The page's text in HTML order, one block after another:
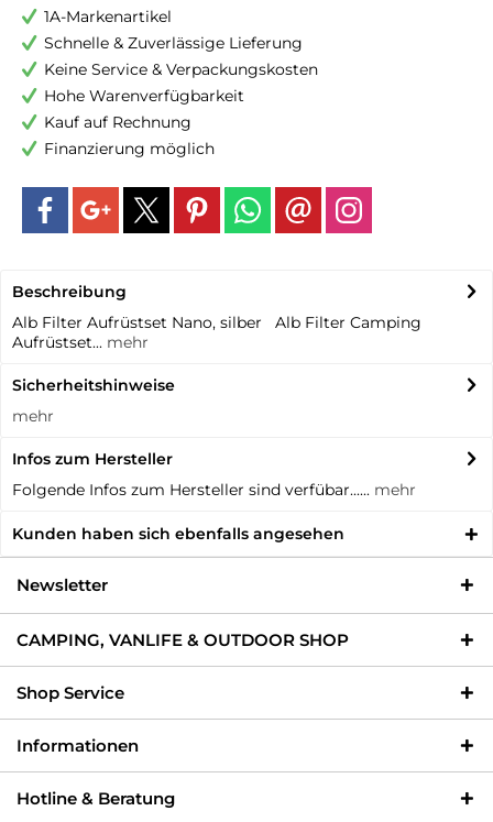
1A-Markenartikel
Schnelle & Zuverlässige Lieferung
Keine Service & Verpackungskosten
Hohe Warenverfügbarkeit
Kauf auf Rechnung
Finanzierung möglich
Beschreibung
Alb Filter Aufrüstset Nano, silber Alb Filter Camping
Aufrüstset... mehr
Sicherheitshinweise
mehr
Infos zum Hersteller
Folgende Infos zum Hersteller sind verfübar...... mehr
Kunden haben sich ebenfalls angesehen
Newsletter
CAMPING, VANLIFE & OUTDOOR SHOP
Shop Service
Informationen
Hotline & Beratung